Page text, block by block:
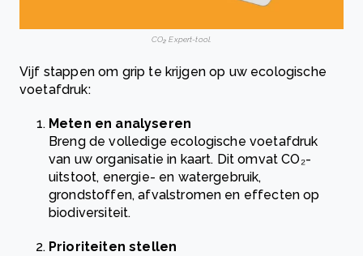
CO₂ Expert-tool.
Vijf stappen om grip te krijgen op uw ecologische
voetafdruk:
Meten en analyseren
Breng de volledige ecologische voetafdruk
van uw organisatie in kaart. Dit omvat CO₂-
uitstoot, energie- en watergebruik,
grondstoffen, afvalstromen en effecten op
biodiversiteit.
Prioriteiten stellen